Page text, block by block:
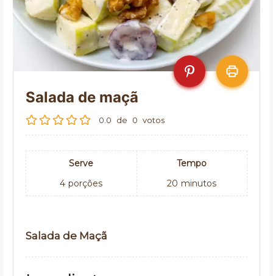
Salada de maçã
0.0 de 0 votos
Serve
4 porções
Tempo
20 minutos
Salada de Maçã